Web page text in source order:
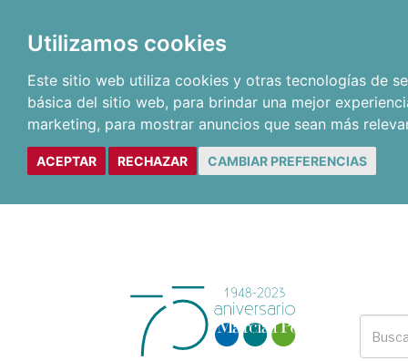
Utilizamos cookies
Este sitio web utiliza cookies y otras tecnologías de
básica del sitio web, para brindar una mejor
marketing, para mostrar anuncios que sean más
ACEPTAR RECHAZAR CAMBIAR PREFERENCIAS